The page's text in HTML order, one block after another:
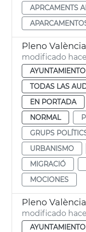
APRCAMENTS
modificado
AYUNTAMIENTO
TODAS LAS
EN PORTADA
NORMAL
GRUPS
URBANISMO
MIGRACIÓ
MOCIONES
modificado
AYUNTAMIENTO